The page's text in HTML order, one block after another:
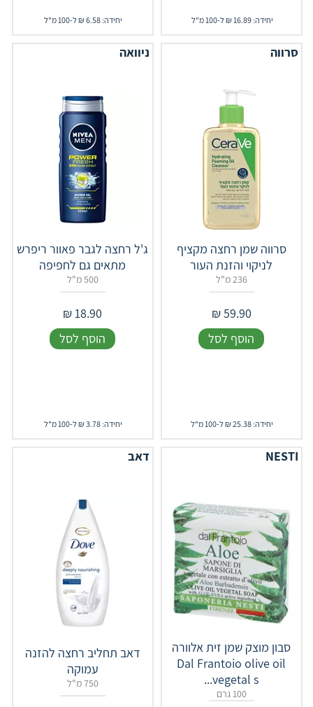
יחידה: 16.89 ₪ ל-100 מ"ל יחידה: 6.58 ₪ ל-100 מ"ל
סרווה
סרווה שמן רחצה מקציף
לניקוי והזנת העור
236 מ"ל
59.90
₪
הוסף לסל
יחידה: 25.38 ₪ ל-100 מ"ל
ניוואה
ג'ל רחצה לגבר פאוור ריפרש
מתאים גם לחפיפה
500 מ"ל
18.90
₪
הוסף לסל
יחידה: 3.78 ₪ ל-100 מ"ל
NESTI
סבון מוצק שמן זית אלוורה
Dal Frantoio olive oil
vegetal s...
100 גרם
דאב
דאב תחליב רחצה להזנה
עמוקה
750 מ"ל